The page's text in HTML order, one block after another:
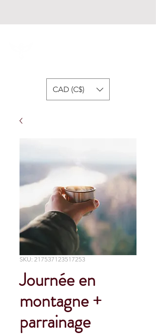
CAD (C$)
SKU: 217537123517253
Journée en
montagne +
parrainage